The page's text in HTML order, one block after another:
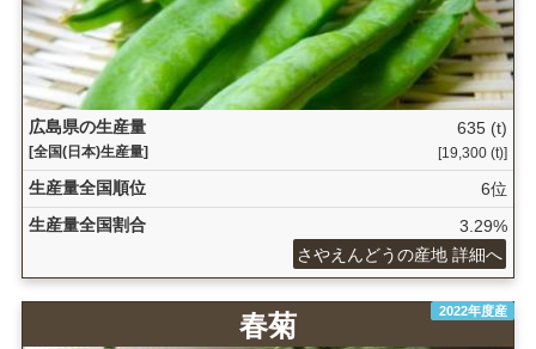
広島県の生産量
[全国(日本)生産量]
635 (t)
[19,300 (t)]
生産量全国順位
6位
生産量全国割合
3.29%
さやえんどうの産地 詳細へ
2022年度産
春菊